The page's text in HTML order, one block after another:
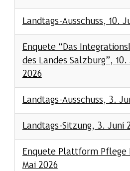
Landtags-Ausschuss, 10.
Enquete “Das
des Landes Salzburg”, 10.
2026
Landtags-Ausschuss, 3.
Landtags-Sitzung, 3. Juni
Enquete Plattform Pflege
Mai 2026